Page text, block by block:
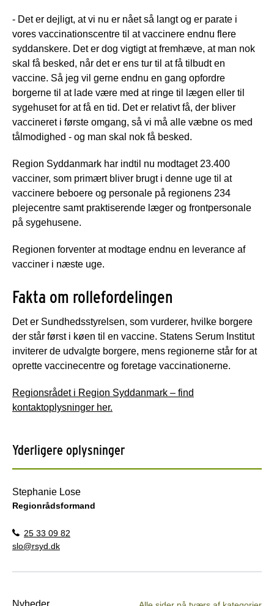
- Det er dejligt, at vi nu er nået så langt og er parate i
vores vaccinationscentre til at vaccinere endnu flere
syddanskere. Det er dog vigtigt at fremhæve, at man nok
skal få besked, når det er ens tur til at få tilbudt en
vaccine. Så jeg vil gerne endnu en gang opfordre
borgerne til at lade være med at ringe til lægen eller til
sygehuset for at få en tid. Det er relativt få, der bliver
vaccineret i første omgang, så vi må alle væbne os med
tålmodighed - og man skal nok få besked.
Region Syddanmark har indtil nu modtaget 23.400
vacciner, som primært bliver brugt i denne uge til at
vaccinere beboere og personale på regionens 234
plejecentre samt praktiserende læger og frontpersonale
på sygehusene.
Regionen forventer at modtage endnu en leverance af
vacciner i næste uge.
Fakta om rollefordelingen
Det er Sundhedsstyrelsen, som vurderer, hvilke borgere
der står først i køen til en vaccine. Statens Serum Institut
inviterer de udvalgte borgere, mens regionerne står for at
oprette vaccinecentre og foretage vaccinationerne.
Regionsrådet i Region Syddanmark – find
kontaktoplysninger her.
Yderligere oplysninger
Stephanie Lose
Regionrådsformand
25 33 09 82
slo@rsyd.dk
Nyheder